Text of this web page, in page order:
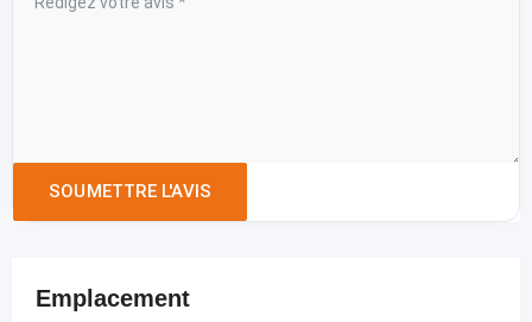
Emplacement